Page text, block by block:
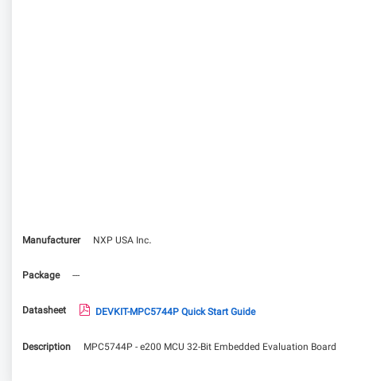
Manufacturer
NXP USA Inc.
Package ---
Datasheet DEVKIT-MPC5744P Quick Start Guide
Description MPC5744P - e200 MCU 32-Bit Embedded Evaluation Board